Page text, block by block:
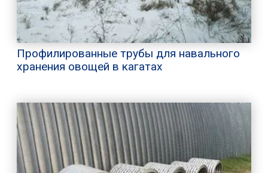
Профилированные трубы для навального
хранения овощей в кагатах